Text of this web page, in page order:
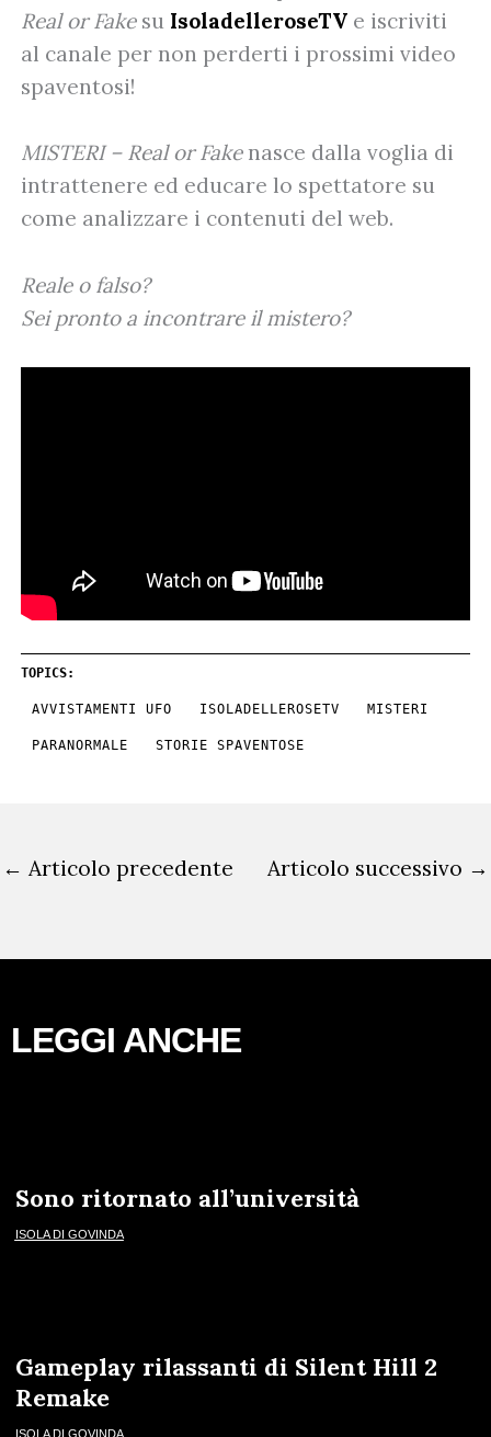
Real or Fakesu IsoladelleroseTV e iscriviti
al canale per non perderti i prossimi video
spaventosi!
MISTERI – Real or Fakenasce dalla voglia di
intrattenere ed educare lo spettatore su
come analizzare i contenuti del web.
Reale o falso?
Sei pronto a incontrare il mistero?
TOPICS:
AVVISTAMENTI UFO ISOLADELLEROSETV MISTERI
PARANORMALE STORIE SPAVENTOSE
← Articolo precedente Articolo successivo →
LEGGI ANCHE
Sono ritornato all’università
ISOLA DI GOVINDA
Gameplay rilassanti di Silent Hill 2
Remake
ISOLA DI GOVINDA